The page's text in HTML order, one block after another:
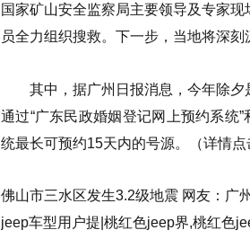
国家矿山安全监察局主要领导及专家
员全力组织搜救。下一步，当地将深
其中，据广州日报消息，今年除夕
通过“广东民政婚姻登记网上预约系统
统最长可预约15天内的号源。
（详情
佛山市三水区发生3.2级地震 网友：广
jeep车型用户提|桃红色jeep界,桃红色